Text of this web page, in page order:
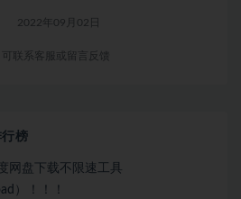
2022年09月02日
联系客服或留言反馈
行榜
网盘下载不限速工具
）！！！